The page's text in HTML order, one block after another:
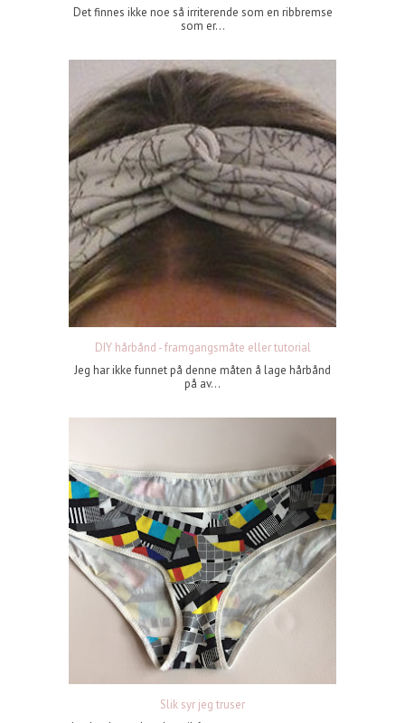
Det finnes ikke noe så irriterende som en ribbremse
som er...
DIY hårbånd - framgangsmåte eller tutorial
Jeg har ikke funnet på denne måten å lage hårbånd
på av...
Slik syr jeg truser